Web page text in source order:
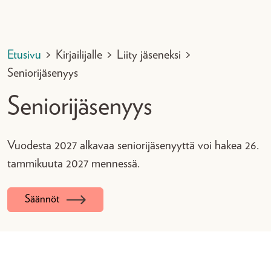
Etusivu > Kirjailijalle > Liity jäseneksi >
Seniorijäsenyys
Seniorijäsenyys
Vuodesta 2027 alkavaa seniorijäsenyyttä voi hakea 26.
tammikuuta 2027 mennessä.
Säännöt